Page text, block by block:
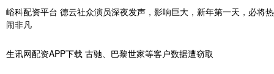
峪科配资平台 德云社众演员深夜发声，影响巨大，新年第一天，必将热
闹非凡
生讯网配资APP下载 古驰、巴黎世家等客户数据遭窃取